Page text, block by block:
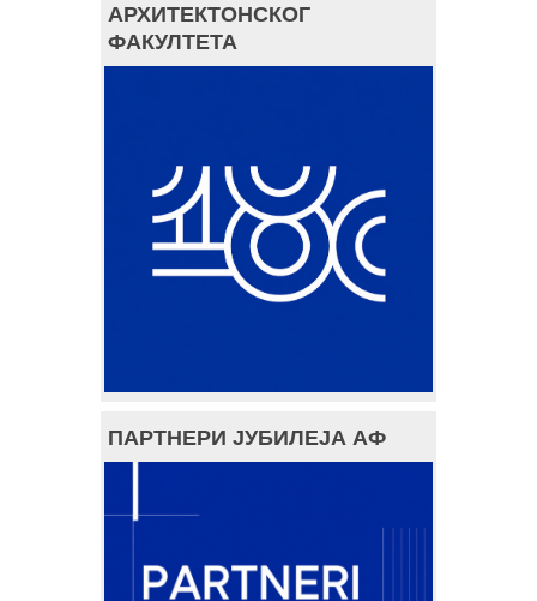
АРХИТЕКТОНСКОГ
ФАКУЛТЕТА
ПАРТНЕРИ ЈУБИЛЕЈА АФ